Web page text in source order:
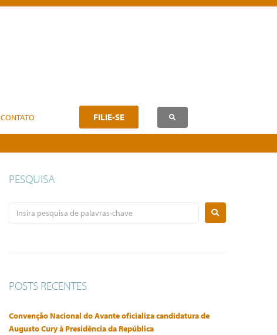
CONTATO FILIE-SE
PESQUISA
POSTS RECENTES
Convenção Nacional do Avante oficializa candidatura de
Augusto Cury à Presidência da República